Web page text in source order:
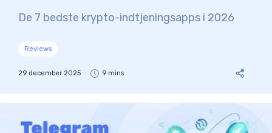
De 7 bedste krypto-indtjeningsapps i 2026
Reviews
29 december 2025 9 mins